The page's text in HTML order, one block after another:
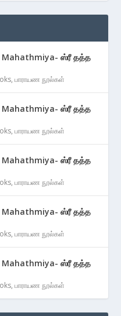
Mahathmiya- ஸ்ரீ தத்த
,பாராயண நூல்கள்
Mahathmiya- ஸ்ரீ தத்த
,பாராயண நூல்கள்
Mahathmiya- ஸ்ரீ தத்த
,பாராயண நூல்கள்
Mahathmiya- ஸ்ரீ தத்த
,பாராயண நூல்கள்
Mahathmiya- ஸ்ரீ தத்த
,பாராயண நூல்கள்